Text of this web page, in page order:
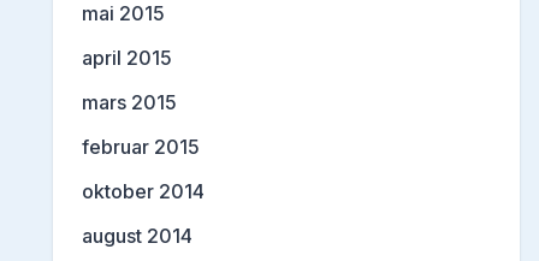
mai 2015
april 2015
mars 2015
februar 2015
oktober 2014
august 2014